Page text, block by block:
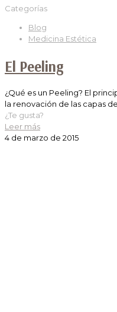
Categorías
Blog
Medicina Estética
El Peeling
¿Qué es un Peeling? El
la renovación de las capas
¿Te gusta?
Leer más
4 de marzo de 2015